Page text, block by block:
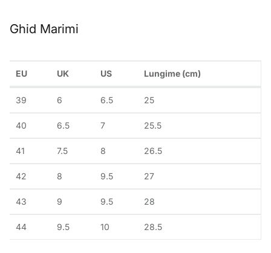
Ghid Marimi
EU UK US Lungime (cm)
39 6 6.5 25
40 6.5 7 25.5
41 7.5 8 26.5
42 8 9.5 27
43 9 9.5 28
44 9.5 10 28.5